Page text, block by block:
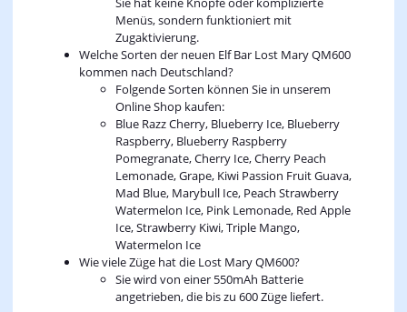
Menüs, sondern funktioniert mit
Zugaktivierung.
Welche Sorten der neuen Elf Bar Lost Mary QM600
kommen nach Deutschland?
Folgende Sorten können Sie in unserem
Online Shop kaufen:
Blue Razz Cherry, Blueberry Ice, Blueberry
Raspberry, Blueberry Raspberry
Pomegranate, Cherry Ice, Cherry Peach
Lemonade, Grape, Kiwi Passion Fruit Guava,
Mad Blue, Marybull Ice, Peach Strawberry
Watermelon Ice, Pink Lemonade, Red Apple
Ice, Strawberry Kiwi, Triple Mango,
Watermelon Ice
Wie viele Züge hat die Lost Mary QM600?
Sie wird von einer 550mAh Batterie
angetrieben, die bis zu 600 Züge liefert.